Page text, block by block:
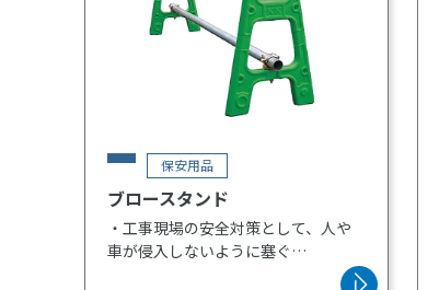
保安用品
ブロースタンド
・工事現場の安全対策として、人や
車が侵入しないように塞ぐ